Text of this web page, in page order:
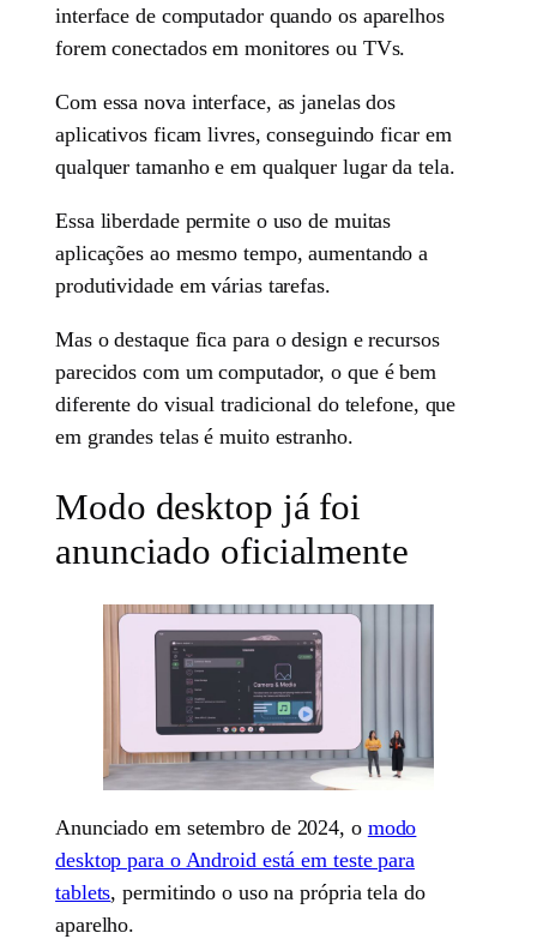
interface de computador quando os aparelhos
forem conectados em monitores ou TVs.
Com essa nova interface, as janelas dos
aplicativos ficam livres, conseguindo ficar em
qualquer tamanho e em qualquer lugar da tela.
Essa liberdade permite o uso de muitas
aplicações ao mesmo tempo, aumentando a
produtividade em várias tarefas.
Mas o destaque fica para o design e recursos
parecidos com um computador, o que é bem
diferente do visual tradicional do telefone, que
em grandes telas é muito estranho.
Modo desktop já foi
anunciado oficialmente
Anunciado em setembro de 2024, o modo
desktop para o Android está em teste para
tablets, permitindo o uso na própria tela do
aparelho.